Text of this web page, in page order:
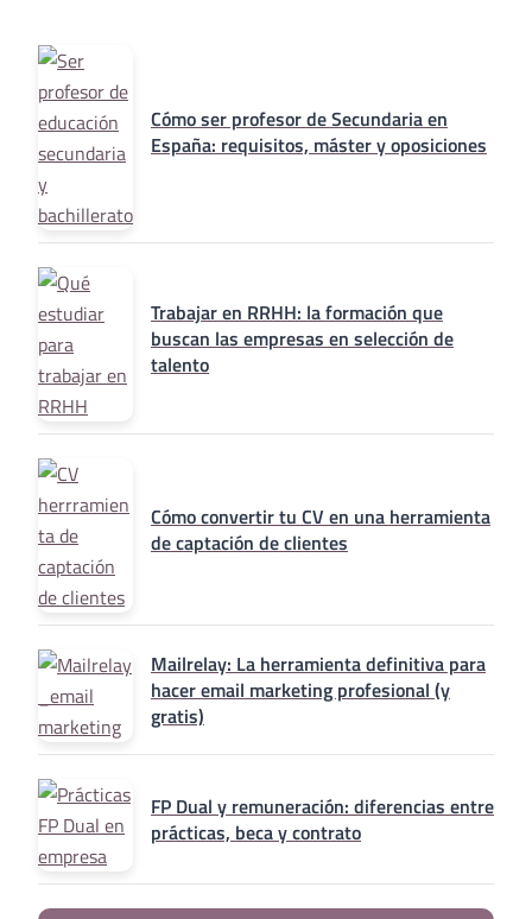
Cómo ser profesor de Secundaria en
España: requisitos, máster y oposiciones
Trabajar en RRHH: la formación que
buscan las empresas en selección de
talento
Cómo convertir tu CV en una herramienta
de captación de clientes
Mailrelay: La herramienta definitiva para
hacer email marketing profesional (y
gratis)
FP Dual y remuneración: diferencias entre
prácticas, beca y contrato